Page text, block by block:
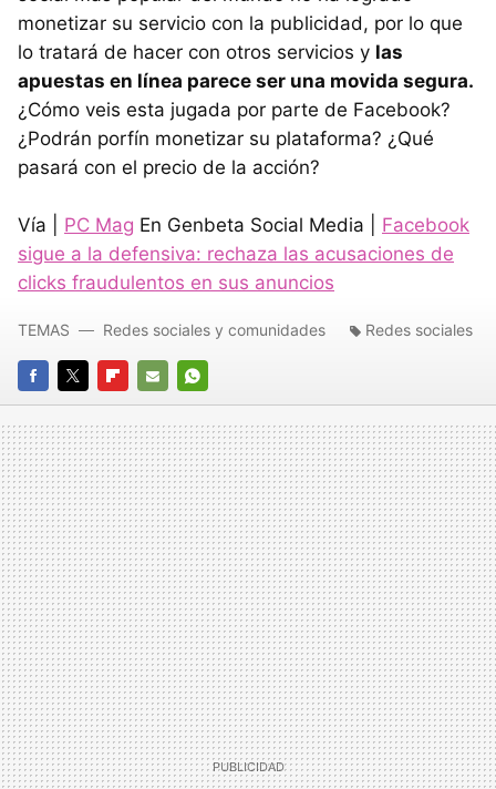
monetizar su servicio con la publicidad, por lo que
lo tratará de hacer con otros servicios y las
apuestas en línea parece ser una movida segura.
¿Cómo veis esta jugada por parte de Facebook?
¿Podrán porfín monetizar su plataforma? ¿Qué
pasará con el precio de la acción?
Vía | PC Mag En Genbeta Social Media | Facebook
sigue a la defensiva: rechaza las acusaciones de
clicks fraudulentos en sus anuncios
FACEBOOK
TWITTERFLIPBOARD
E-
MAIL
WHATSAPP
TEMAS Redes sociales y comunidades Redes sociales